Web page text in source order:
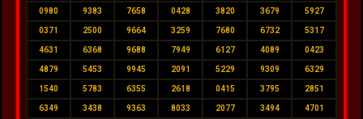
0980 9383 7658 0428 3820 3679 5927
0371 2500 9664 3259 7680 6732 5317
4631 6368 9688 7949 6127 4089 0423
4879 5453 9945 2091 5229 9309 6329
1540 5783 6355 2618 0415 3795 2851
6349 3438 9363 8033 2077 3494 4701